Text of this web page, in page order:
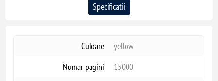
Specificatii
Culoare
yellow
Numar pagini
15000